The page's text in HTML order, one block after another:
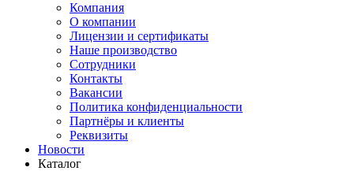
Компания
О компании
Лицензии и сертификаты
Наше производство
Сотрудники
Контакты
Вакансии
Политика конфиденциальности
Партнёры и клиенты
Реквизиты
Новости
Каталог